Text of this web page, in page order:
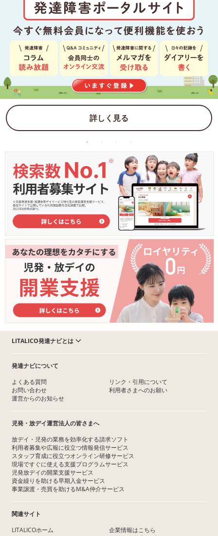
詳しく見る
LITALICO発達ナビとは
発達ナビについて
よくある質問
お問い合わせ
運営からのお知らせ
リンク・引用について
利用者さまへのお願い
児発・放デイ運営法人の皆さまへ
放デイ・児発の業務を効率化する請求ソフト
利用者募集や広報に役立つ情報発信サービス
スタッフ育成に役立つオンライン研修サービス
現場ですぐに使える支援プログラムサービス
児発放デイの開業支援サービス
資金繰りを助ける早期入金サービス
事業譲渡・売買を助けるM&A仲介サービス
関連サイト
LITALICOホーム
企業情報はこちら